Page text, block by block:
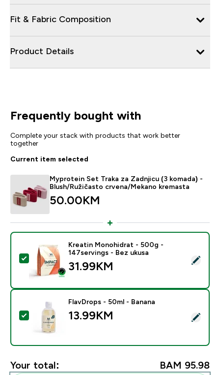
Fit & Fabric Composition
Product Details
Frequently bought with
Complete your stack with products that work better
together
Current item selected
Myprotein Set Traka za Zadnjicu (3 komada) -
Blush/Ružičasto crvena/Mekano kremasta
50.00KM‎
Select this product - Kreatin Monohidrat - 500g -
Kreatin Monohidrat - 500g -
147servings - Bez ukusa
31.99KM‎
Select this product - FlavDrops - 50ml - Banana
FlavDrops - 50ml - Banana
13.99KM‎
Your total: BAM 95.98‎